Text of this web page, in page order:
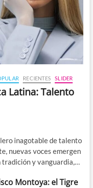
RECIENTES SLIDER
Latina: Talento
inagotable de talento
nuevas voces emergen
y vanguardia,…
Montoya: el Tigre